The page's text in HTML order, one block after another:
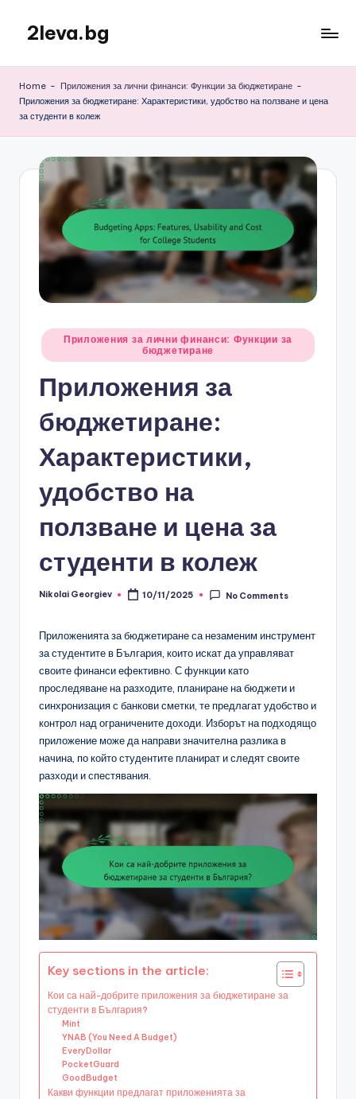
content
2leva.bg
Home - Приложения за лични финанси: Функции за бюджетиране -
Приложения за бюджетиране: Характеристики, удобство на ползване и цена
за студенти в колеж
Posted
in
Приложения за лични финанси: Функции за
бюджетиране
Приложения за
бюджетиране:
Характеристики,
удобство на
ползване и цена за
студенти в колеж
Posted
Nikolai Georgiev 10/11/2025 No Comments
Приложенията за бюджетиране са незаменим инструмент
за студентите в България, които искат да управляват
своите финанси ефективно. С функции като
проследяване на разходите, планиране на бюджети и
синхронизация с банкови сметки, те предлагат удобство и
контрол над ограничените доходи. Изборът на подходящо
приложение може да направи значителна разлика в
начина, по който студентите планират и следят своите
разходи и спестявания.
Key sections in the article:
Кои са най-добрите приложения за бюджетиране за
студенти в България?
Mint
YNAB (You Need A Budget)
EveryDollar
PocketGuard
GoodBudget
Какви функции предлагат приложенията за